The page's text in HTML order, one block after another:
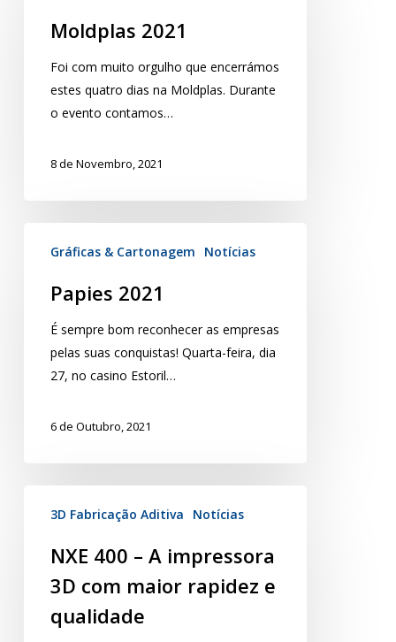
Moldplas 2021
Foi com muito orgulho que encerrámos
estes quatro dias na Moldplas. Durante
o evento contamos…
8 de Novembro, 2021
Gráficas & Cartonagem Notícias
Papies 2021
É sempre bom reconhecer as empresas
pelas suas conquistas! Quarta-feira, dia
27, no casino Estoril…
6 de Outubro, 2021
3D Fabricação Aditiva Notícias
NXE 400 – A impressora
3D com maior rapidez e
qualidade